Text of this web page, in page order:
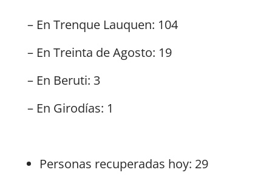
– En Trenque Lauquen: 104
– En Treinta de Agosto: 19
– En Beruti: 3
– En Girodías: 1
Personas recuperadas hoy: 29